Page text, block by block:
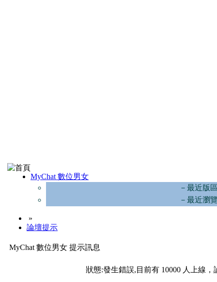
MyChat 數位男女
－最近版
－最近瀏
»
論壇提示
MyChat 數位男女 提示訊息
狀態:發生錯誤,目前有 10000 人上線